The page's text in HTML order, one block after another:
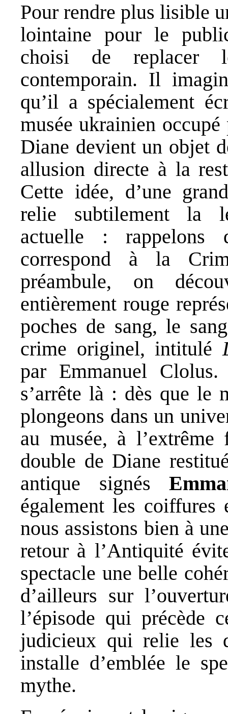
Pour rendre plus lisible
lointaine pour le
choisi de replacer
contemporain. Il
qu’il a spécialement
musée ukrainien
Diane devient un objet
allusion directe à la
Cette idée, d’une
relie subtilement la
actuelle : rappelons
correspond à la
préambule, on
entièrement rouge
poches de sang, le
crime originel, intitulé
par Emmanuel
s’arrête là : dès que le
plongeons dans un
au musée, à
double de Diane
antique signés
également les coiffures
nous assistons bien à
retour à l’Antiquité
spectacle une belle
d’ailleurs sur
l’épisode qui précède
judicieux qui relie les
installe d’emblée le
mythe.